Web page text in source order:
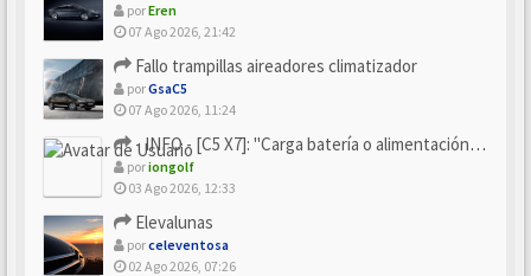
porEren
07 Ago 2026, 21:42
Fallo trampillas aireadores climatizador
porGsaC5
07 Ago 2026, 11:24
- INFO - [C5 X7]: "Carga batería o alimentación eléctri...
poriongolf
03 Ago 2026, 12:33
Elevalunas
porceleventosa
02 Ago 2026, 07:26